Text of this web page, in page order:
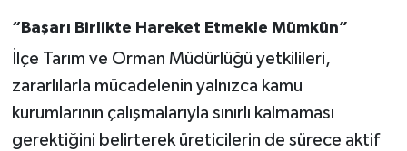
“Başarı Birlikte Hareket Etmekle Mümkün”
İlçe Tarım ve Orman Müdürlüğü yetkilileri,
zararlılarla mücadelenin yalnızca kamu
kurumlarının çalışmalarıyla sınırlı kalmaması
gerektiğini belirterek üreticilerin de sürece aktif